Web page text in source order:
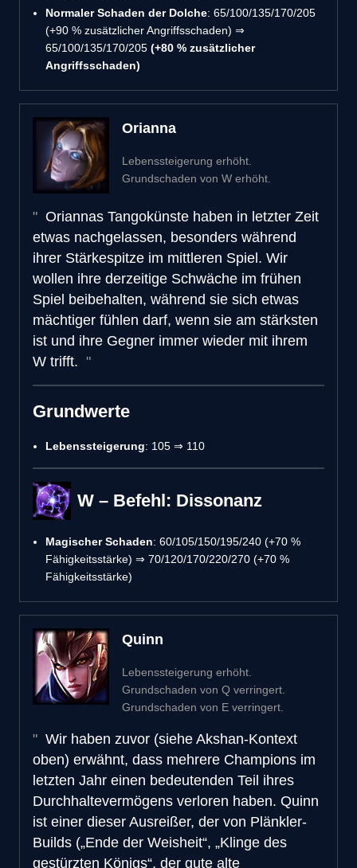
Normaler Schaden der Dolche: 65/100/135/170/205
(+90 % zusätzlicher Angriffsschaden) ⇒
65/100/135/170/205 (+80 % zusätzlicher
Angriffsschaden)
Orianna
Lebenssteigerung erhöht.
Grundschaden von W erhöht.
Oriannas Tangokünste haben in letzter Zeit
etwas nachgelassen, besonders während
ihrer Stärkespitze im mittleren Spiel. Wir
wollen ihre derzeitige Schwäche im frühen
Spiel beibehalten, während sie sich etwas
mächtiger fühlen darf, wenn sie am stärksten
ist und ihre Gegner immer wieder mit ihrem
W trifft.
Grundwerte
Lebenssteigerung: 105 ⇒ 110
W – Befehl: Dissonanz
Magischer Schaden: 60/105/150/195/240 (+70 %
Fähigkeitsstärke) ⇒ 70/120/170/220/270 (+70 %
Fähigkeitsstärke)
Quinn
Lebenssteigerung erhöht.
Grundschaden von Q verringert.
Grundschaden von E verringert.
Wir haben zuvor (siehe Akshan-Kontext
oben) erwähnt, dass mehrere Champions im
letzten Jahr einen bedeutenden Teil ihres
Durchhaltevermögens verloren haben. Quinn
ist einer dieser Ausreißer, der von Plänkler-
Builds („Ende der Weisheit“, „Klinge des
gestürzten Königs“, der gute alte